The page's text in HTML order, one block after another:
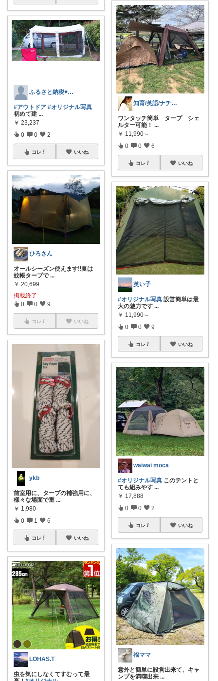
ふるさと納税♥️むきべーさん
#アウトドア #オリジナル写真
初めて建 ...
￥ 23,237
0 0 2
コレ いいね
ひろさん
オールシーズン使えます‼️夏は
蚊帳タープで ...
￥ 20,699
掲載終了
0 0 9
コレ いいね
ykb
前室用に、タープの補強用に、
様々な場面で重 ...
￥ 1,980
0 1 6
コレ いいね
LOHAS.T
虫を気にしなくてすむって最
知育/英語/ナチュラルライフ:食育の静
ワンタッチ簡単 タープ シェ
ルター可能！ ...
￥ 11,990～
0 0 6
コレ いいね
英い子
#オリジナル写真 設営簡単は最
大の魅力です ...
￥ 11,990～
0 0 9
コレ いいね
waiwai moca
#オリジナル写真 このテントと
ても組みやす ...
￥ 17,888
0 0 2
コレ いいね
福ママ
意外と簡単に設営出来て、キャ
ンプを満喫出来 ...